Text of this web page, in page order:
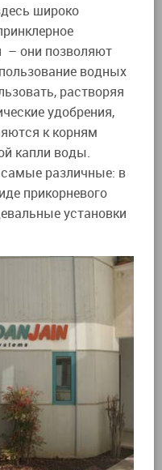
широко
– они позволяют
водных
растворяя
удобрения,
к корням
капли воды.
различные: в
прикорневого
установки